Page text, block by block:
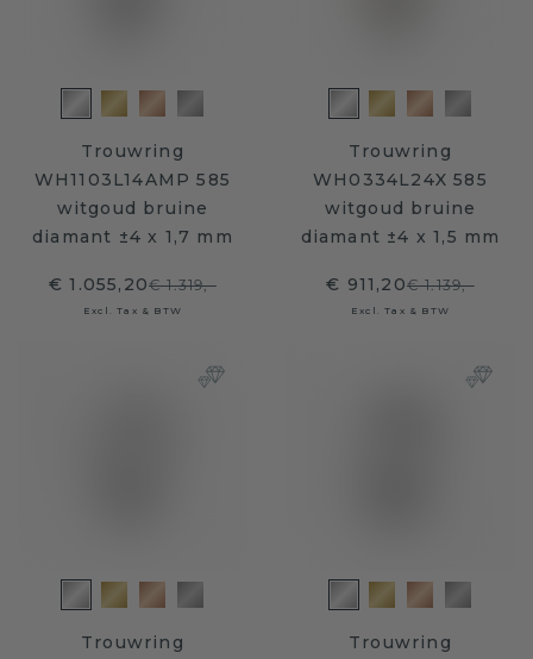
Trouwring
WH1103L14AMP 585
witgoud bruine
diamant ±4 x 1,7 mm
€ 1.055,20€ 1.319,-
Excl. Tax & BTW
Trouwring
WH0334L24X 585
witgoud bruine
diamant ±4 x 1,5 mm
€ 911,20€ 1.139,-
Excl. Tax & BTW
Trouwring
Trouwring